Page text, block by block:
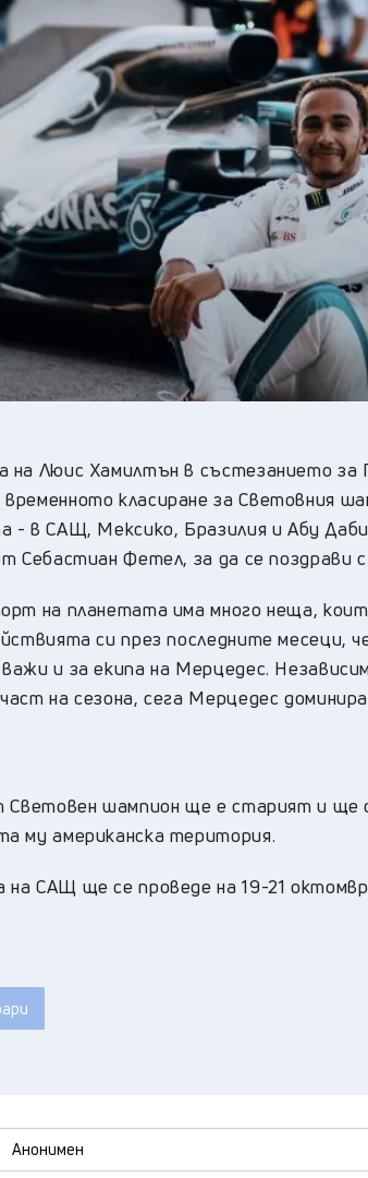
Перник, 26°C
Плевен, 27°C
Пловдив , 27°C
Разград, 23°C
Русе, 28°C
Силистра, 26°C
Сливен, 23°C
, 20°C
София, 28°C
Стара Загора, 24°C
Търговище, 24°C
Хасково, 25 °C
Шумен , 23°C
Ямбол, 24°C
на Люис Хамилтън в състезанието за
класиране за Световния
- в САЩ, Мексико, Бразилия и Абу
Себастиан Фетел, за да се
на планетата има много неща,
си през последните месеци,
и за екипа на Мерцедес.
на сезона, сега Мерцедес
Световен шампион ще е старият и
му американска територия.
САЩ ще се проведе на 19-21